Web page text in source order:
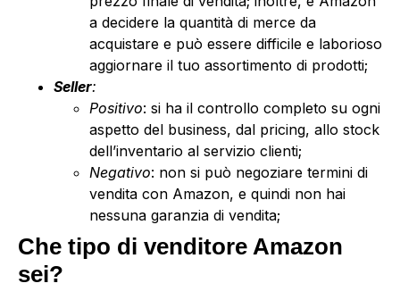
a decidere la quantità di merce da
acquistare e può essere difficile e laborioso
aggiornare il tuo assortimento di prodotti;
Seller:
Positivo: si ha il controllo completo su ogni
aspetto del business, dal pricing, allo stock
dell’inventario al servizio clienti;
Negativo: non si può negoziare termini di
vendita con Amazon, e quindi non hai
nessuna garanzia di vendita;
Che tipo di venditore Amazon
sei?